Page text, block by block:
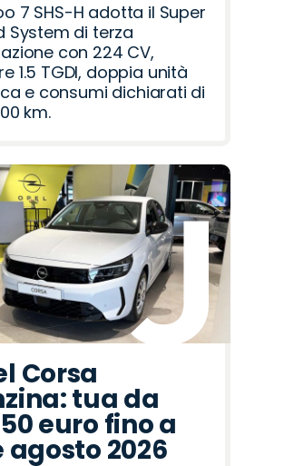
7 SHS-H adotta il Super
System di terza
con 224 CV,
1.5 TGDI, doppia unità
e consumi dichiarati di
km.
Corsa
tua da
euro fino a
agosto 2026